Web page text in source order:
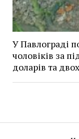
У Павлограді
чоловіків за
доларів та